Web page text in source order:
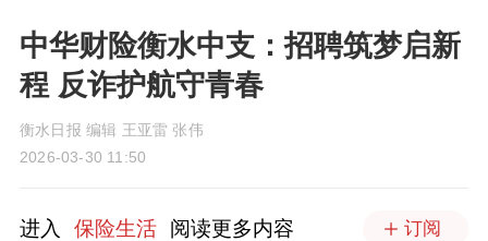
中华财险衡水中支：招聘筑梦启新
程 反诈护航守青春
衡水日报 编辑 王亚雷 张伟
2026-03-30 11:50
进入 保险生活 阅读更多内容 订阅